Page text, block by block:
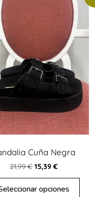
Cuña Negra
21,99€ 15,39 €
opciones